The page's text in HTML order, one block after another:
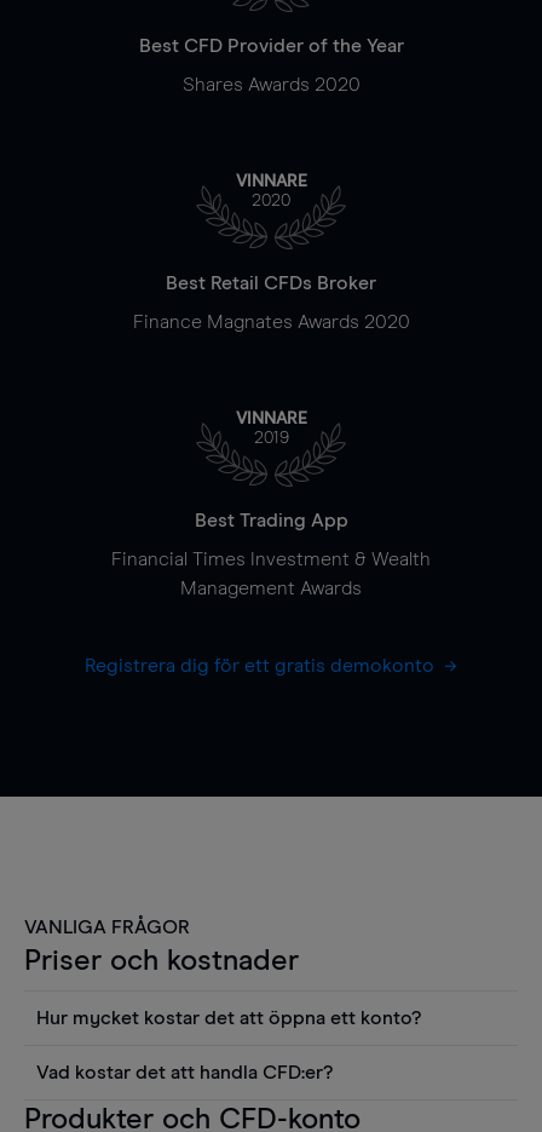
Best CFD Provider of the Year
Shares Awards 2020
VINNARE
2020
Best Retail CFDs Broker
Finance Magnates Awards 2020
VINNARE
2019
Best Trading App
Financial Times Investment & Wealth
Management Awards
Registrera dig för ett gratis demokonto
VANLIGA FRÅGOR
Priser och kostnader
Hur mycket kostar det att öppna ett konto?
använda sådana verktyg som diagram, Reuters
Vad kostar det att handla CFD:er?
Det är en rad kostnader att tänka på när man
Produkter och CFD-konto